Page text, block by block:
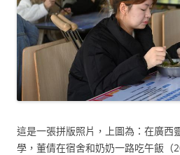
這是一張拼版照片，上圖為：在廣西
學，董倩在宿舍和奶奶一路吃午飯（